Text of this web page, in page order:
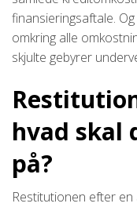
finansieringsaftale.
omkring alle
skjulte gebyrer
hvad skal
på?
Restitutionen efter en